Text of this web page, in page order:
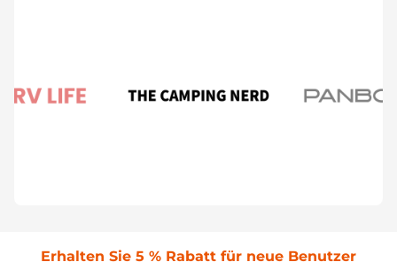
Erhalten Sie 5 % Rabatt für neue Benutzer